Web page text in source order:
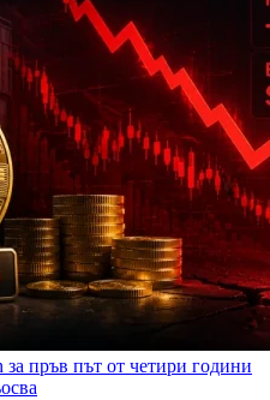
пръв път от четири години